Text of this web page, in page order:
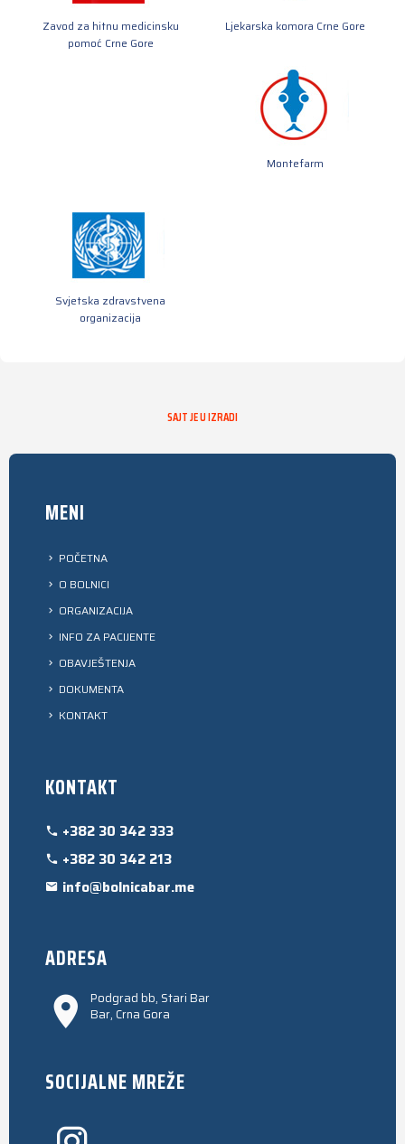
Zavod za hitnu medicinsku
pomoć Crne Gore
Ljekarska komora Crne Gore
Montefarm
Svjetska zdravstvena
organizacija
SAJT JE U IZRADI
MENI
POČETNA
O BOLNICI
ORGANIZACIJA
INFO ZA PACIJENTE
OBAVJEŠTENJA
DOKUMENTA
KONTAKT
KONTAKT
+382 30 342 333
+382 30 342 213
info@bolnicabar.me
ADRESA
Podgrad bb, Stari Bar
Bar, Crna Gora
SOCIJALNE MREŽE